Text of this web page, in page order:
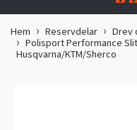
Hem Reservdelar
Drev
Polisport Performance
Husqvarna/KTM/Sherco